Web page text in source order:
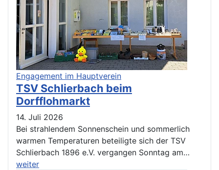
Engagement im Hauptverein
TSV Schlierbach beim
Dorfflohmarkt
14. Juli 2026
Bei strahlendem Sonnenschein und sommerlich
warmen Temperaturen beteiligte sich der TSV
Schlierbach 1896 e.V. vergangen Sonntag am…
weiter